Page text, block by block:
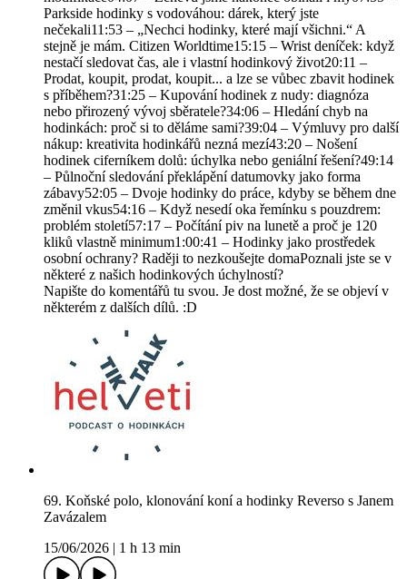
Parkside hodinky s vodováhou: dárek, který jste
nečekali11:53 – „Nechci hodinky, které mají všichni.“ A
stejně je mám. Citizen Worldtime15:15 – Wrist deníček: když
nestačí sledovat čas, ale i vlastní hodinkový život20:11 –
Prodat, koupit, prodat, koupit... a lze se vůbec zbavit hodinek
s příběhem?31:25 – Kupování hodinek z nudy: diagnóza
nebo přirozený vývoj sběratele?34:06 – Hledání chyb na
hodinkách: proč si to děláme sami?39:04 – Výmluvy pro další
nákup: kreativita hodinkářů nezná mezí43:20 – Nošení
hodinek ciferníkem dolů: úchylka nebo geniální řešení?49:14
– Půlnoční sledování překlápění datumovky jako forma
zábavy52:05 – Dvoje hodinky do práce, kdyby se během dne
změnil vkus54:16 – Když nesedí oka řemínku s pouzdrem:
problém století57:17 – Počítání piv na lunetě a proč je 120
kliků vlastně minimum1:00:41 – Hodinky jako prostředek
osobní ochrany? Raději to nezkoušejte domaPoznali jste se v
některé z našich hodinkových úchylností?
Napište do komentářů tu svou. Je dost možné, že se objeví v
některém z dalších dílů. :D
69. Koňské polo, klonování koní a hodinky Reverso s Janem
Zavázalem
15/06/2026
1 h 13 min